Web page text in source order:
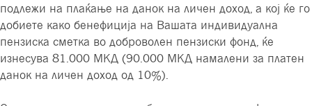
подлежи на плаќање на данок на личен доход, а кој ќе го
добиете како бенефиција на Вашата индивидуална
пензиска сметка во доброволен пензиски фонд, ќе
изнесува 81.000 МКД (90.000 МКД намалени за платен
данок на личен доход од 10%).